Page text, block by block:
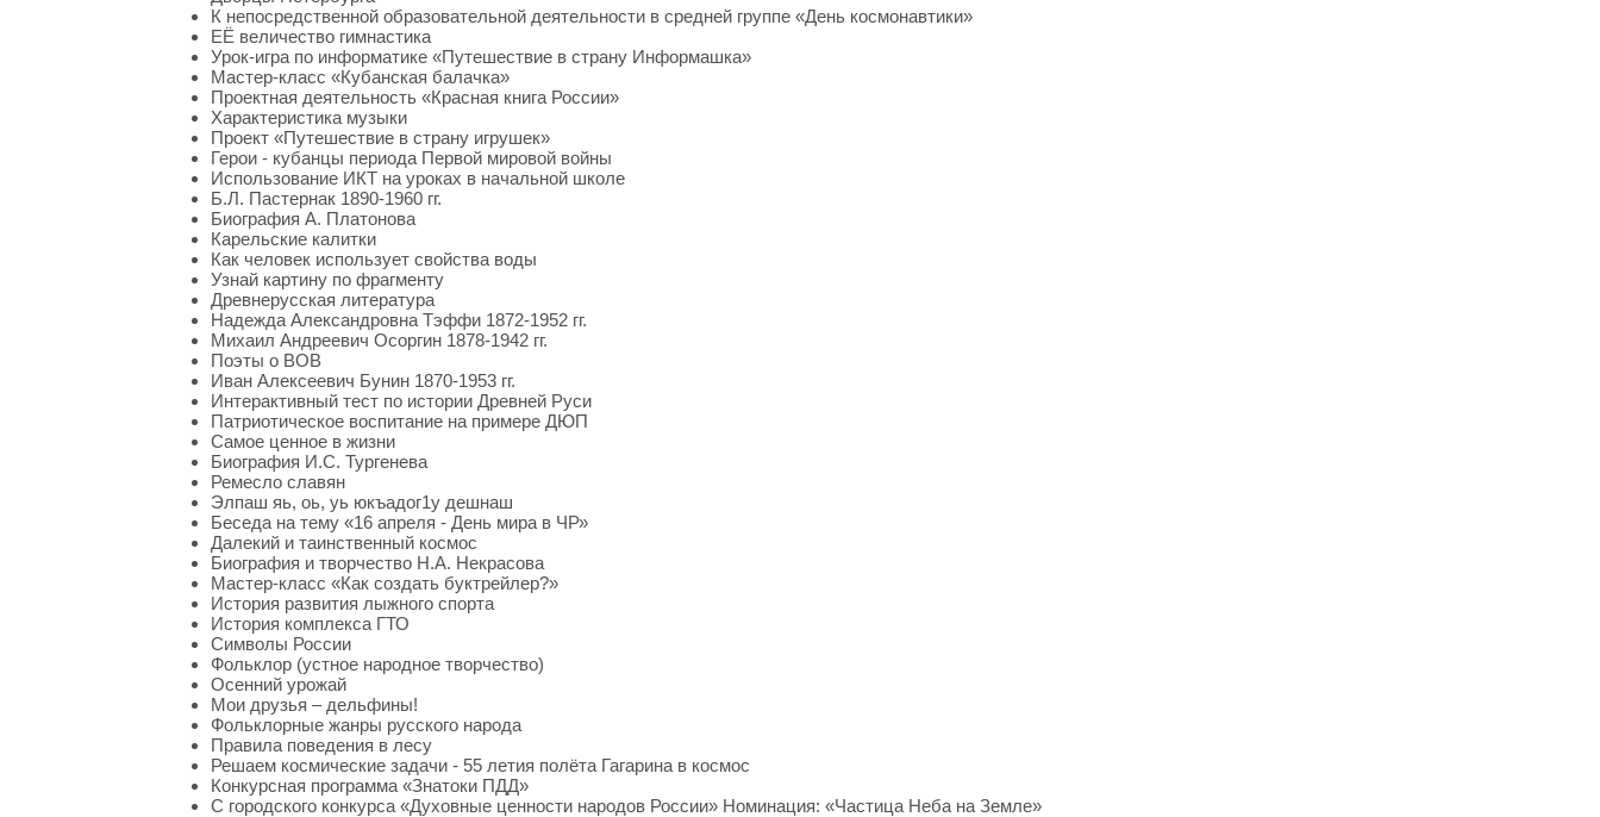
К непосредственной образовательной деятельности в средней группе «День космонавтики»
ЕЁ величество гимнастика
Урок-игра по информатике «Путешествие в страну Информашка»
Мастер-класс «Кубанская балачка»
Проектная деятельность «Красная книга России»
Характеристика музыки
Проект «Путешествие в страну игрушек»
Герои - кубанцы периода Первой мировой войны
Использование ИКТ на уроках в начальной школе
Б.Л. Пастернак 1890-1960 гг.
Биография А. Платонова
Карельские калитки
Как человек использует свойства воды
Узнай картину по фрагменту
Древнерусская литература
Надежда Александровна Тэффи 1872-1952 гг.
Михаил Андреевич Осоргин 1878-1942 гг.
Поэты о ВОВ
Иван Алексеевич Бунин 1870-1953 гг.
Интерактивный тест по истории Древней Руси
Патриотическое воспитание на примере ДЮП
Самое ценное в жизни
Биография И.С. Тургенева
Ремесло славян
Элпаш яь, оь, уь юкъадог1у дешнаш
Беседа на тему «16 апреля - День мира в ЧР»
Далекий и таинственный космос
Биография и творчество Н.А. Некрасова
Мастер-класс «Как создать буктрейлер?»
История развития лыжного спорта
История комплекса ГТО
Символы России
Фольклор (устное народное творчество)
Осенний урожай
Мои друзья – дельфины!
Фольклорные жанры русского народа
Правила поведения в лесу
Решаем космические задачи - 55 летия полёта Гагарина в космос
Конкурсная программа «Знатоки ПДД»
С городского конкурса «Духовные ценности народов России» Номинация: «Частица Неба на Земле»